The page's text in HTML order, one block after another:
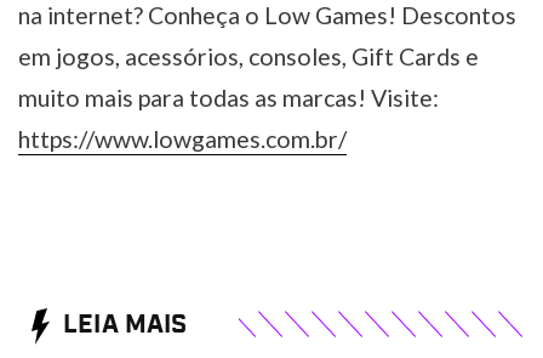
na internet? Conheça o Low Games! Descontos
em jogos, acessórios, consoles, Gift Cards e
muito mais para todas as marcas! Visite:
https://www.lowgames.com.br/
LEIA MAIS